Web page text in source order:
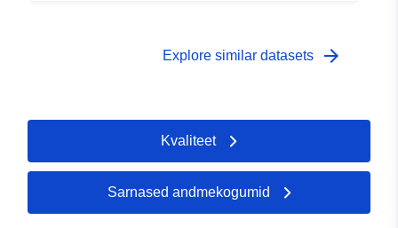
Explore similar datasets arrow_forward
Kvaliteet
Sarnased andmekogumid